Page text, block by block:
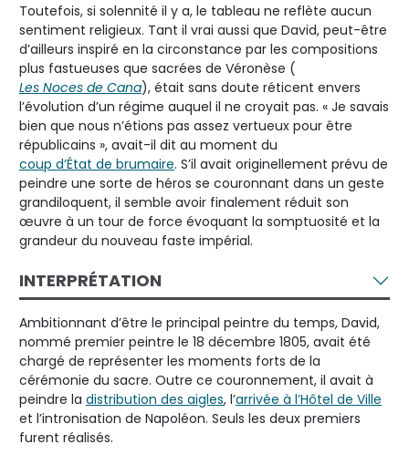
Toutefois, si solennité il y a, le tableau ne reflète aucun
sentiment religieux. Tant il vrai aussi que David, peut-être
d’ailleurs inspiré en la circonstance par les compositions
plus fastueuses que sacrées de Véronèse (
Les Noces de Cana), était sans doute réticent envers
l’évolution d’un régime auquel il ne croyait pas. « Je savais
bien que nous n’étions pas assez vertueux pour être
républicains », avait-il dit au moment du
coup d’État de brumaire. S’il avait originellement prévu de
peindre une sorte de héros se couronnant dans un geste
grandiloquent, il semble avoir finalement réduit son
œuvre à un tour de force évoquant la somptuosité et la
grandeur du nouveau faste impérial.
INTERPRÉTATION
Ambitionnant d’être le principal peintre du temps, David,
nommé premier peintre le 18 décembre 1805, avait été
chargé de représenter les moments forts de la
cérémonie du sacre. Outre ce couronnement, il avait à
peindre la distribution des aigles, l’arrivée à l’Hôtel de Ville
et l’intronisation de Napoléon. Seuls les deux premiers
furent réalisés.